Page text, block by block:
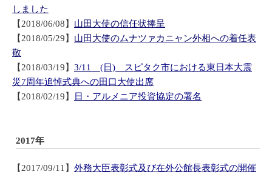
しました
【2018/06/08】 山田大使の信任状捧呈
【2018/05/29】 山田大使のムナツァカニャン外相への着任表
敬
【2018/03/19】 3/11 (日) スピタク市における東日本大震
災7周年追悼式典への田口大使出席
【2018/02/19】
日・アルメニア投資協定の署名
2017年
【2017/09/11】 外務大臣表彰式及び在外公館長表彰式の開催